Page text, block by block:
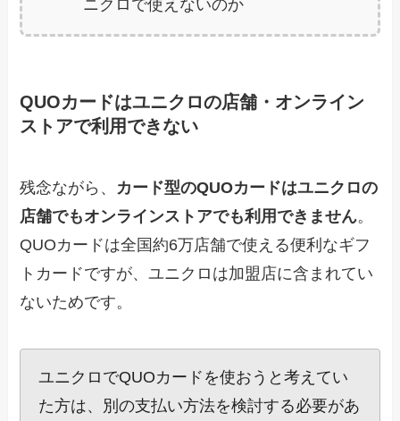
ニクロで使えないのか
QUOカードはユニクロの店舗・オンライン
ストアで利用できない
残念ながら、 カード型のQUOカードはユニクロの
店舗でもオンラインストアでも利用できません。
QUOカードは全国約6万店舗で使える便利なギフ
トカードですが、ユニクロは加盟店に含まれてい
ないためです。
ユニクロでQUOカードを使おうと考えてい
た方は、別の支払い方法を検討する必要があ